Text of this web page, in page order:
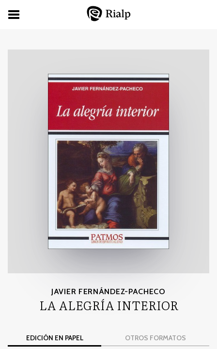
JAVIER FERNÁNDEZ-PACHECO
LA ALEGRÍA INTERIOR
EDICIÓN EN PAPEL OTROS FORMATOS